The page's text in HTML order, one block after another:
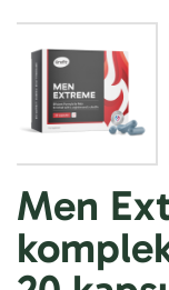
Men